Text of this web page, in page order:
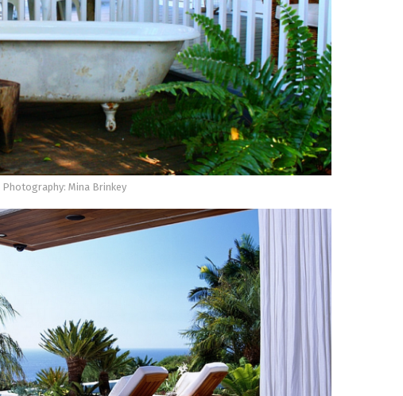
Photography: Mina Brinkey